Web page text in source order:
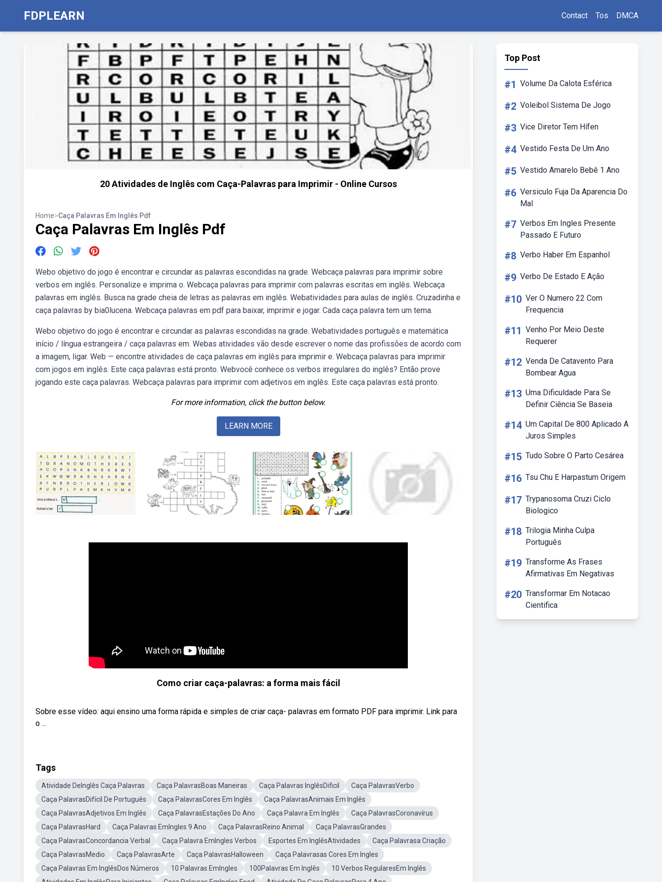
FDPLEARN Contact Tos DMCA
20 Atividades de Inglês com Caça-Palavras para Imprimir - Online Cursos
Home>Caça Palavras Em Inglês Pdf
Caça Palavras Em Inglês Pdf
Webo objetivo do jogo é encontrar e circundar as palavras escondidas na grade. Webcaça palavras para imprimir sobre
verbos em inglês. Personalize e imprima o. Webcaça palavras para imprimir com palavras escritas em inglês. Webcaça
palavras em inglês. Busca na grade cheia de letras as palavras em inglês. Webatividades para aulas de inglês. Cruzadinha e
caça palavras by bia0lucena. Webcaça palavras em pdf para baixar, imprimir e jogar. Cada caça palavra tem um tema.
Webo objetivo do jogo é encontrar e circundar as palavras escondidas na grade. Webatividades português e matemática
início / língua estrangeira / caça palavras em. Webas atividades vão desde escrever o nome das profissões de acordo com
a imagem, ligar. Web — encontre atividades de caça palavras em inglês para imprimir e. Webcaça palavras para imprimir
com jogos em inglês. Este caça palavras está pronto. Webvocê conhece os verbos irregulares do inglês? Então prove
jogando este caça palavras. Webcaça palavras para imprimir com adjetivos em inglês. Este caça palavras está pronto.
For more information, click the button below.
LEARN MORE
Como criar caça-palavras: a forma mais fácil
Sobre esse vídeo: aqui ensino uma forma rápida e simples de criar caça- palavras em formato PDF para imprimir. Link para
o ...
Tags
Atividade DeInglês Caça Palavras Caça PalavrasBoas Maneiras Caça Palavras InglêsDificil
Caça PalavrasVerbo
Caça PalavrasDifícil De Português
Caça PalavrasCores Em Inglês
Caça PalavrasAnimais Em Inglês
Caça PalavrasAdjetivos Em Inglês
Caça PalavrasEstações Do Ano Caça Palavra Em Inglês
Caça PalavrasCoronavírus
Caça PalavrasHard
Caça Palavras EmIngles 9 Ano Caça PalavrasReino Animal
Caça PalavrasGrandes
Caça PalavrasConcordancia Verbal
Caça Palavra EmIngles Verbos Esportes Em InglêsAtividades
Caça Palavrasa Criação
Caça PalavrasMedio
Caça PalavrasArte Caça PalavrasHalloween
Caça Palavrasas Cores Em Ingles
Caça Palavras Em InglêsDos Números
10 Palavras EmIngles 100Palavras Em Inglês
10 Verbos RegularesEm Inglês
Top Post
#1 Volume Da Calota Esférica
#2 Voleibol Sistema De Jogo
#3 Vice Diretor Tem Hífen
#4 Vestido Festa De Um Ano
#5 Vestido Amarelo Bebê 1 Ano
#6 Versiculo Fuja Da Aparencia Do
Mal
#7 Verbos Em Ingles Presente
Passado E Futuro
#8 Verbo Haber Em Espanhol
#9 Verbo De Estado E Ação
#10 Ver O Numero 22 Com
Frequencia
#11 Venho Por Meio Deste
Requerer
#12 Venda De Catavento Para
Bombear Agua
#13 Uma Dificuldade Para Se
Definir Ciência Se Baseia
#14 Um Capital De 800 Aplicado A
Juros Simples
#15 Tudo Sobre O Parto Cesárea
#16 Tsu Chu E Harpastum Origem
#17 Trypanosoma Cruzi Ciclo
Biologico
#18 Trilogia Minha Culpa
Português
#19 Transforme As Frases
Afirmativas Em Negativas
#20 Transformar Em Notacao
Cientifica